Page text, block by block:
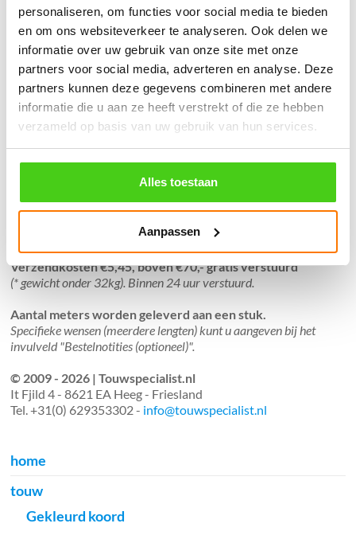
personaliseren, om functies voor social media te bieden
en om ons websiteverkeer te analyseren. Ook delen we
informatie over uw gebruik van onze site met onze
partners voor social media, adverteren en analyse. Deze
partners kunnen deze gegevens combineren met andere
informatie die u aan ze heeft verstrekt of die ze hebben
verzameld op basis van uw gebruik van hun services.
Alles toestaan
Aanpassen
Winkelwagen
Geen producten in de winkelwagen.
֍ Groot aanbod & scherpe prijzen!
Verzendkosten €5,45, boven €70,- gratis verstuurd
(* gewicht onder 32kg). Binnen 24 uur verstuurd.
Aantal meters worden geleverd aan een stuk.
Specifieke wensen (meerdere lengten) kunt u aangeven bij het
invulveld "Bestelnotities (optioneel)".
© 2009 - 2026 | Touwspecialist.nl
It Fjild 4 - 8621 EA Heeg - Friesland
Tel. +31(0) 629353302 - info@touwspecialist.nl
home
touw
Gekleurd koord